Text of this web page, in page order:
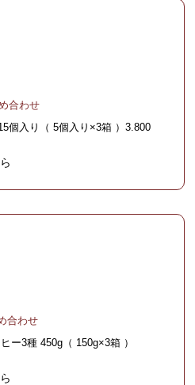
合わせ
個入り（ 5個入り×3箱 ）3.800
合わせ
ー3種 450g（ 150g×3箱 ）